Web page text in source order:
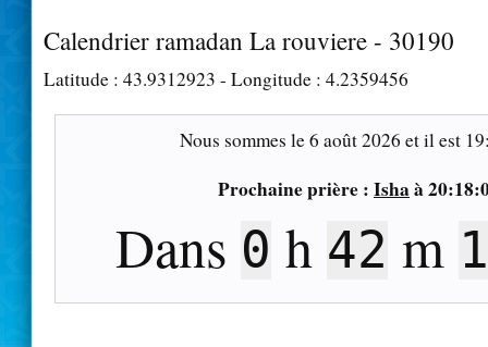
Calendrier ramadan La rouviere - 30190
Latitude : 43.9312923 - Longitude : 4.2359456
Nous sommes le6 août 2026 et il est
Prochaine prière : Isha à
Dans 0 h 42 m